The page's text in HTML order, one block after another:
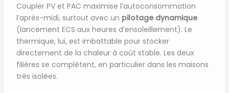
Coupler PV et PAC maximise l’autoconsommation
l’après-midi, surtout avec un pilotage dynamique
(lancement ECS aux heures d’ensoleillement). Le
thermique, lui, est imbattable pour stocker
directement de la chaleur à coût stable. Les deux
filières se complètent, en particulier dans les maisons
très isolées.